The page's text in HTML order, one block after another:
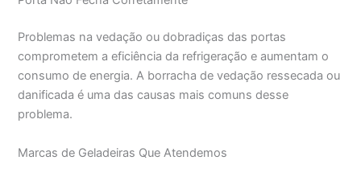
Problemas na vedação ou dobradiças das portas
comprometem a eficiência da refrigeração e aumentam o
consumo de energia. A borracha de vedação ressecada ou
danificada é uma das causas mais comuns desse
problema.
Marcas de Geladeiras Que Atendemos